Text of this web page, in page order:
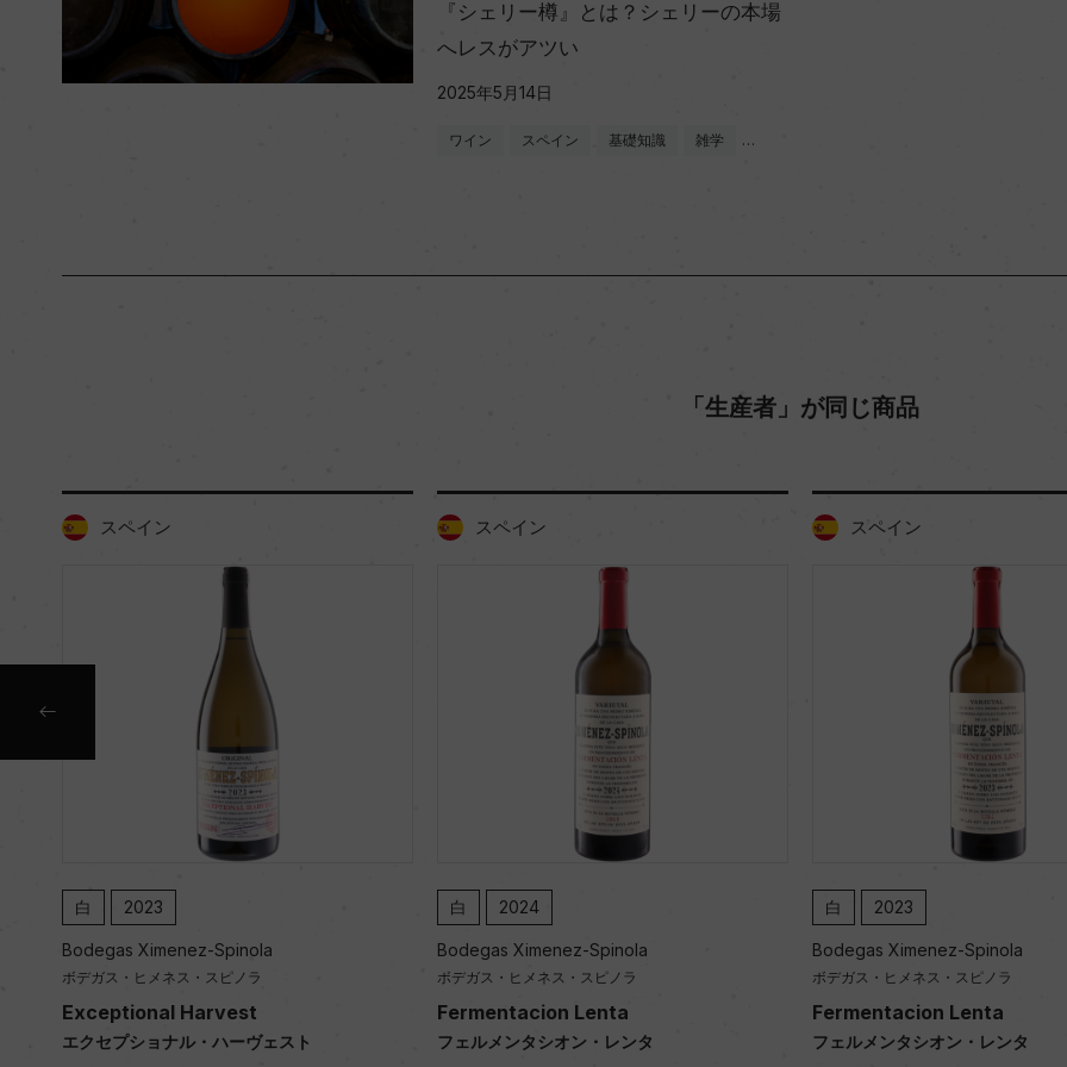
『シェリー樽』とは？シェリーの本場
へレスがアツい
2025年5月14日
ワイン スペイン 基礎知識 雑学 …
「生産者」が同じ商品
スペイン
白 2023
Bodegas Ximenez-Spinola
ボデガス・ヒメネス・スピノラ
Exceptional Harvest
エクセプショナル・ハーヴェスト
スペイン
白 2024
Bodegas Ximenez-Spinola
ボデガス・ヒメネス・スピノラ
Fermentacion Lenta
フェルメンタシオン・レンタ
スペイン
白 2023
Bodegas Ximenez-Spinola
ボデガス・ヒメネス・スピノラ
Fermentacion Lenta
フェルメンタシオン・レンタ